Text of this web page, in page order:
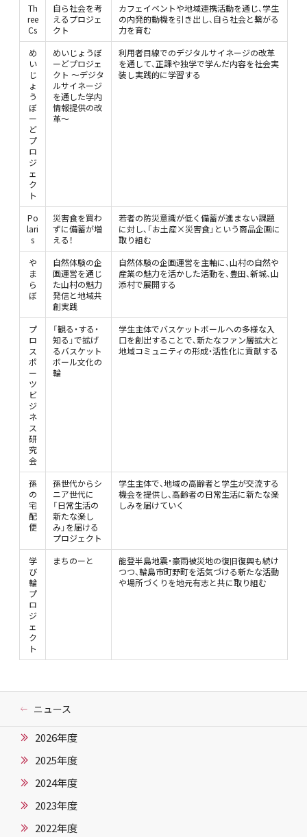
Th
ree
Cs
自ら社会を考
えるプロジェ
クト
カフェイベントや地域連携活動を通じ、学生
の内発的動機を引き出し、自ら社会と繋がる
力を育む
め
い
じ
ょ
う
ぼ
ー
ど
プ
ロ
ジ
ェ
ク
ト
めいじょうぼ
ーどプロジェ
クト ～デジタ
ルサイネージ
を通した学内
情報提供の改
革～
利用者目線でのデジタルサイネージの改革
を通して、正課や独学で学んだ内容を社会実
装し実践的に学習する
Po
lari
s
災害食を買わ
ずに備蓄が増
える！
若者の防災意識が低く備蓄が進まない課題
に対し、「お土産×災害食」という商品企画に
取り組む
や
ま
ら
ぼ
自然体験の企
画運営を通じ
た山村の魅力
発信と地域共
創実践
自然体験の企画運営を主軸に、山村の自然や
産業の魅力を活かした活動を、豊田、新城、山
添村で展開する
プ
ロ
ス
ポ
ー
ツ
ビ
ジ
ネ
ス
研
究
会
「観る・する・
知る」で拡げ
るバスケット
ボール文化の
輪
学生主体でバスケットボールへの多様な入
口を創出することで、新たなファン層拡大と
地域コミュニティの形成・活性化に貢献する
孫
の
宅
配
便
孫世代からシ
ニア世代に
「日常生活の
新たな楽し
み」を届ける
プロジェクト
学生主体で、地域の高齢者と学生が交流する
機会を提供し、高齢者の日常生活に新たな楽
しみを届けていく
学
び
輪
プ
ロ
ジ
ェ
ク
ト
まちのーと
能登半島地震・豪雨被災地の復旧復興も続け
つつ、輪島市町野町を活気づける新たな活動
や場所づくりを地元有志と共に取り組む
ニュース
2026年度
2025年度
2024年度
2023年度
2022年度